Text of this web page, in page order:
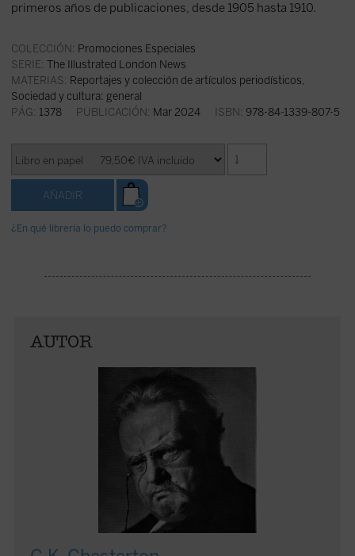
primeros años de publicaciones, desde 1905 hasta 1910.
COLECCIÓN: Promociones Especiales
SERIE: The Illustrated London News
MATERIAS: Reportajes y colección de artículos periodísticos,
Sociedad y cultura: general
PÁG: 1378 PUBLICACIÓN: Mar 2024 ISBN: 978-84-1339-807-5
¿En qué librería lo puedo comprar?
AUTOR